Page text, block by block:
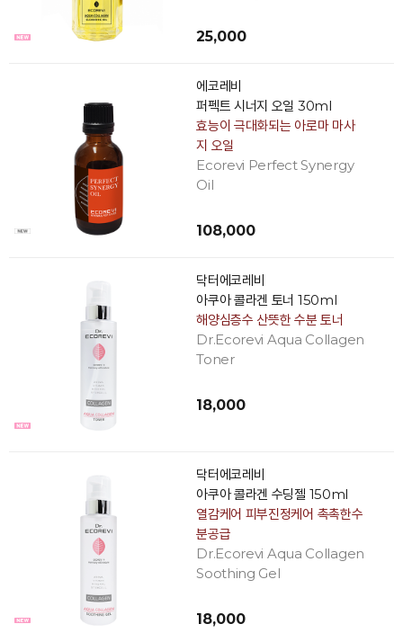
25,000
에코레비
퍼펙트 시너지 오일 30ml
효능이 극대화되는 아로마 마사
지 오일
Ecorevi Perfect Synergy
Oil
108,000
닥터에코레비
아쿠아 콜라겐 토너 150ml
해양심층수 산뜻한 수분 토너
Dr.Ecorevi Aqua Collagen
Toner
18,000
닥터에코레비
아쿠아 콜라겐 수딩젤 150ml
열감케어 피부진정케어 촉촉한수
분공급
Dr.Ecorevi Aqua Collagen
Soothing Gel
18,000